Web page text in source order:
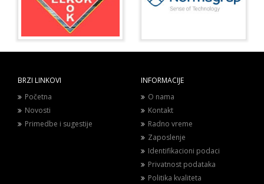
BRZI LINKOVI
Početna
Novosti
Primedbe i sugestije
INFORMACIJE
O nama
Kontakt
Radno vreme
Zaposlenje
Identifikacioni podaci
Privatnost podataka
Politika kvaliteta